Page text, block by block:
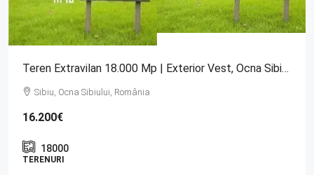
Teren Extravilan 18.000 Mp | Exterior Vest, Ocna Sibiului
Sibiu, Ocna Sibiului, România
16.200€
18000
TERENURI